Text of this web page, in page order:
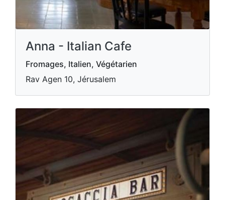
Anna - Italian Cafe
Fromages, Italien, Végétarien
Rav Agen 10, Jérusalem